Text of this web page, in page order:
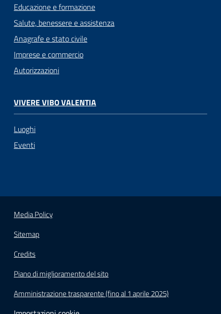
Educazione e formazione
Salute, benessere e assistenza
Anagrafe e stato civile
Imprese e commercio
Autorizzazioni
VIVERE VIBO VALENTIA
Luoghi
Eventi
Media Policy
Sitemap
Credits
Piano di miglioramento del sito
Amministrazione trasparente (fino al 1 aprile 2025)